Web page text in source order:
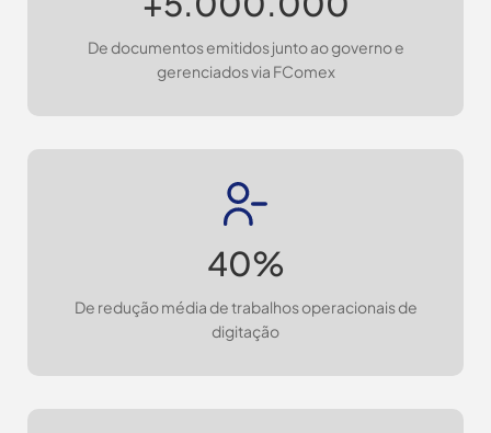
De documentos emitidos junto ao governo e
gerenciados via FComex
40%
De redução média de trabalhos operacionais de
digitação